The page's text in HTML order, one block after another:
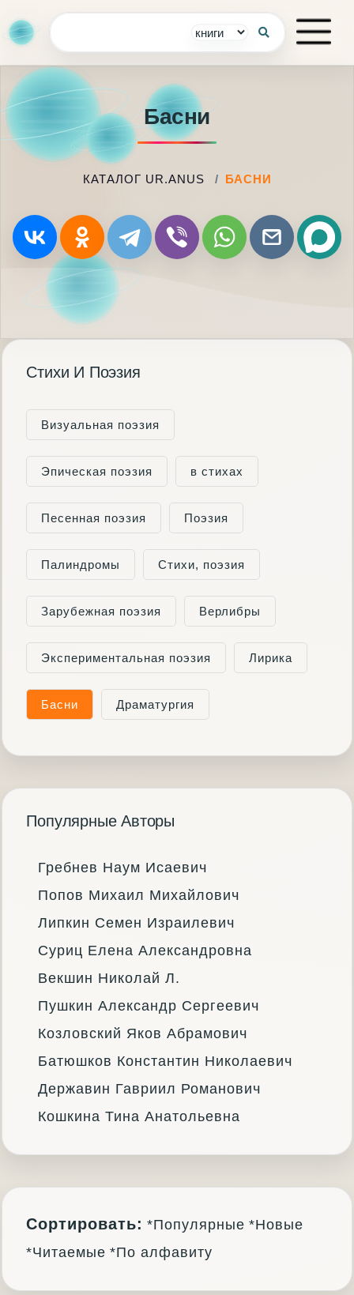
Басни
КАТАЛОГ UR.ANUS БАСНИ
Стихи И Поэзия
Визуальная поэзия
Эпическая поэзия в стихах
Песенная поэзия Поэзия
Палиндромы Cтихи, поэзия
Зарубежная поэзия Верлибры
Экспериментальная поэзия Лирика
Басни Драматургия
Популярные Авторы
Гребнев Наум Исаевич
Попов Михаил Михайлович
Липкин Семен Израилевич
Суриц Елена Александровна
Векшин Николай Л.
Пушкин Александр Сергеевич
Козловский Яков Абрамович
Батюшков Константин Николаевич
Державин Гавриил Романович
Кошкина Тина Анатольевна
Сортировать: *Популярные *Новые
*Читаемые *По алфавиту